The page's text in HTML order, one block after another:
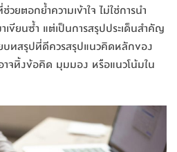
ยตอกย้ำความเข้าใจ ไม่ใช่การนำ
ขียนซ้ำ แต่เป็นการสรุปประเด็นสำคัญ
ทสรุปที่ดีควรสรุปแนวคิดหลักของ
าจทิ้งข้อคิด มุมมอง หรือแนวโน้มใน